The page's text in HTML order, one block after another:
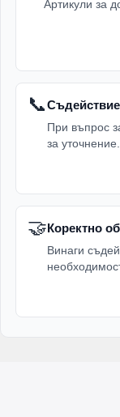
Артикули за
📞
При въпрос
за уточнение.
🤝Коректно
Винаги